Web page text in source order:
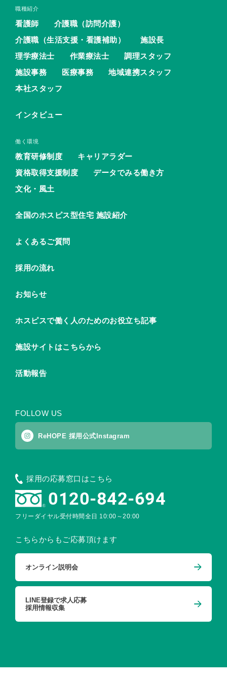
職種紹介
看護師
介護職（訪問介護）
介護職（生活支援・看護補助）
施設長
理学療法士
作業療法士
調理スタッフ
施設事務
医療事務
地域連携スタッフ
本社スタッフ
インタビュー
働く環境
教育研修制度
キャリアラダー
資格取得支援制度
データでみる働き方
文化・風土
全国のホスピス型住宅 施設紹介
よくあるご質問
採用の流れ
お知らせ
ホスピスで働く人のためのお役立ち記事
施設サイトはこちらから
活動報告
FOLLOW US
ReHOPE 採用公式Instagram
採用の応募窓口はこちら
0120-842-694
フリーダイヤル受付時間全日 10:00～20:00
こちらからもご応募頂けます
オンライン説明会
LINE登録で求人応募
採用情報収集